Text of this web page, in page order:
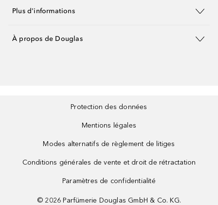
Plus d'informations
À propos de Douglas
Protection des données
Mentions légales
Modes alternatifs de règlement de litiges
Conditions générales de vente et droit de rétractation
Paramètres de confidentialité
© 2026 Parfümerie Douglas GmbH & Co. KG.